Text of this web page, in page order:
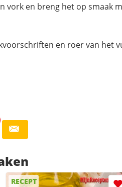
vork en breng het op smaak
en roer van het
RECEPT